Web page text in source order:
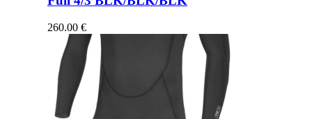
Las
se
página
260.00 €